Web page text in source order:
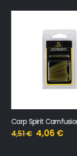
4,51€ 4,06 €